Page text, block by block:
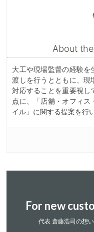
About
大工や現場監督の経験を
渡しを行うとともに、現
対応することを重要視し
点に、「店舗・オフィス
イル」に関する提案を行
For new
代表 斎藤浩司の想